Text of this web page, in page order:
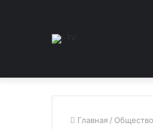
Главная / Общество